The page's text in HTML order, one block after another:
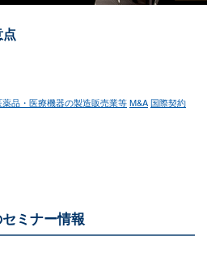
薬品・医療機器の製造販売業等M&A国際契約
ミナー情報